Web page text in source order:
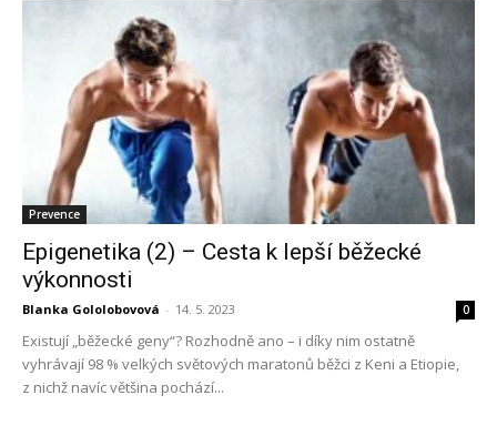
Prevence
Epigenetika (2) – Cesta k lepší běžecké
výkonnosti
Blanka Gololobovová - 14. 5. 2023 0
Existují „běžecké geny“? Rozhodně ano – i díky nim ostatně
vyhrávají 98 % velkých světových maratonů běžci z Keni a Etiopie,
z nichž navíc většina pochází...